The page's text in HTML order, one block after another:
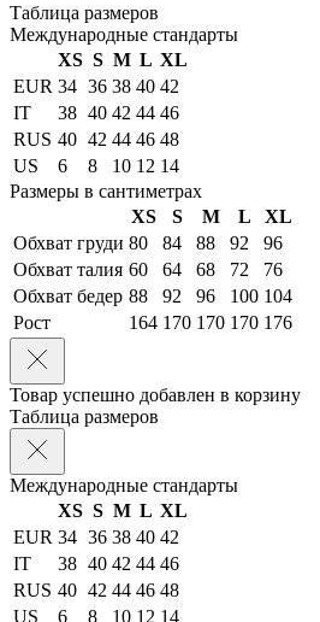
Таблица размеров
Международные стандарты
XS S M L XL
EUR 34 36 38 40 42
IT
38 40 42 44 46
RUS 40 42 44 46 48
US
6 8 10 12 14
Размеры в сантиметрах
XS
S M L
XL
Обхват груди 80 84 88 92
96
Обхват талия 60 64 68 72
76
Обхват бедер 88 92 96 100 104
Рост
164 170 170 170 176
Товар успешно добавлен в корзину
Таблица размеров
Международные стандарты
XS S M L XL
EUR 34 36 38 40 42
IT
38 40 42 44 46
RUS 40 42 44 46 48
US
6 8 10 12 14